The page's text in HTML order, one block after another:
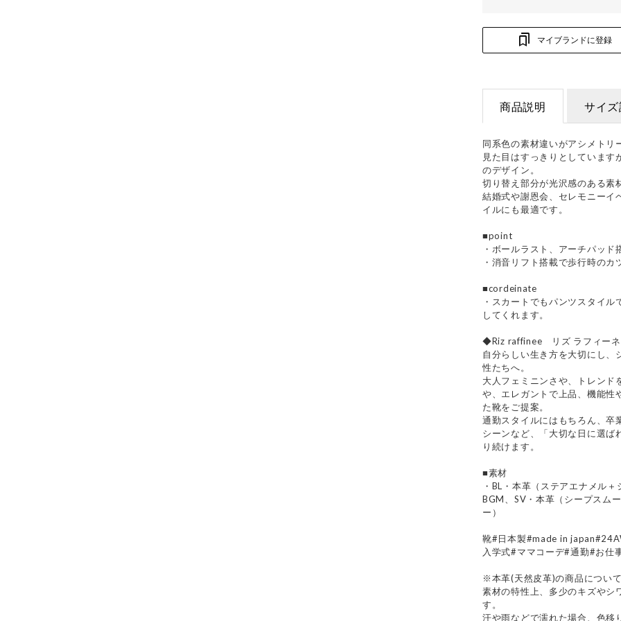
マイブランドに登録
商品説明 サイ
同系色の素材違いがアシメトリ
見た目はすっきりとしています
のデザイン。
切り替え部分が光沢感のある素
結婚式や謝恩会、セレモニーイ
イルにも最適です。
■point
・ボールラスト、アーチパッ
・消音リフト搭載で歩行時のカ
■cordeinate
・スカートでもパンツスタイ
してくれます。
◆Riz raffinee リズ ラフィー
自分らしい生き方を大切にし、
性たちへ。
大人フェミニンさや、トレンド
や、エレガントで上品、機能性
た靴をご提案。
通勤スタイルにはもちろん、卒
シーンなど、「大切な日に選
り続けます。
■素材
・BL・本革（ステアエナメル
BGM、SV・本革（シープスム
ー）
靴#日本製#made in
入学式#ママコーデ#通勤#お仕
※本革(天然皮革)の商品につい
素材の特性上、多少のキズやシ
す。
汗や雨などで濡れた場合、色移